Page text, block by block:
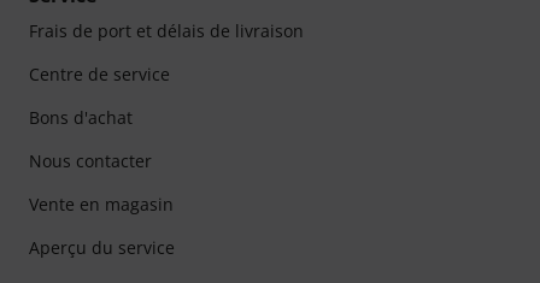
Frais de port et délais de livraison
Centre de service
Bons d'achat
Nous contacter
Vente en magasin
Aperçu du service